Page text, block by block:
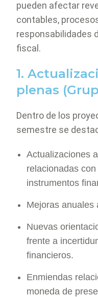
pueden afectar
contables,
responsabilidades
fiscal.
1.
plenas
Dentro de los
semestre se
Actualizaciones a
relacionadas
instrumentos
Mejoras anuales
Nuevas
frente a
financieros.
Enmiendas
moneda de